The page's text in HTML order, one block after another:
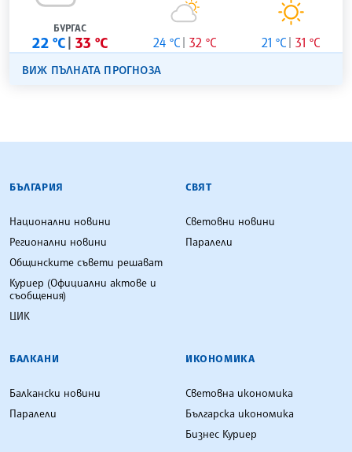
БУРГАС
22 °C 33 °C 24 °C 32 °C 21 °C 31 °C
ВИЖ ПЪЛНАТА ПРОГНОЗА
БЪЛГАРСКА ТЕЛЕГРАФНА АГЕНЦИЯ
БЪЛГАРИЯ
Национални новини
Регионални новини
Общинските съвети решават
Куриер (Официални актове и
съобщения)
ЦИК
СВЯТ
Световни новини
Паралели
БАЛКАНИ
Балкански новини
Паралели
ИКОНОМИКА
Световна икономика
Българска икономика
Бизнес Куриер